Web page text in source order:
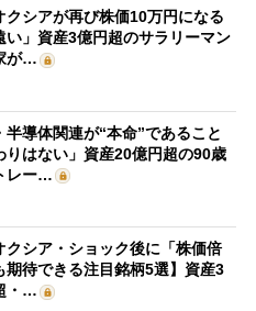
クシアが再び株価10万円になる
い」資産3億円超のサラリーマン
が…
半導体関連が“本命”であること
りはない」資産20億円超の90歳
レー…
クシア・ショック後に「株価倍
期待できる注目銘柄5選】資産3
・…